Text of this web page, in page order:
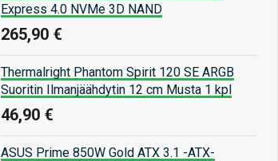
Express 4.0 NVMe 3D NAND
265,90 €
Thermalright Phantom Spirit 120 SE ARGB
Suoritin Ilmanjäähdytin 12 cm Musta 1 kpl
46,90 €
ASUS Prime 850W Gold ATX 3.1 -ATX-